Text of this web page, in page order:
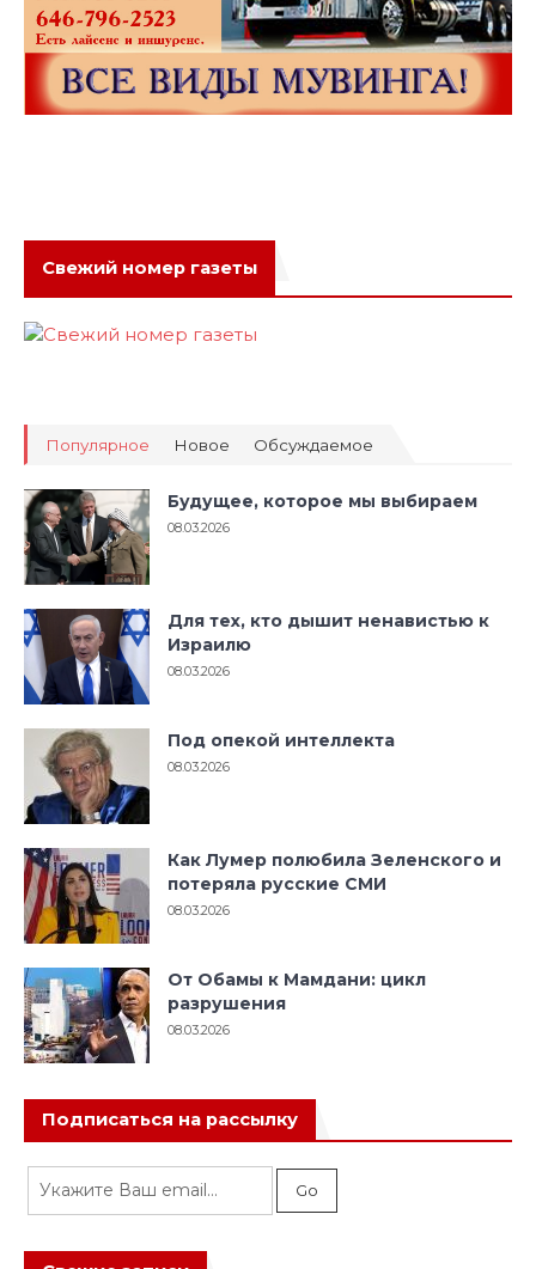
Свежий номер газеты
Популярное Новое Обсуждаемое
Будущее, которое мы выбираем
08.03.2026
Для тех, кто дышит ненавистью к
Израилю
08.03.2026
Под опекой интеллекта
08.03.2026
Как Лумер полюбила Зеленского и
потеряла русские СМИ
08.03.2026
От Обамы к Мамдани: цикл
разрушения
08.03.2026
Подписаться на рассылку